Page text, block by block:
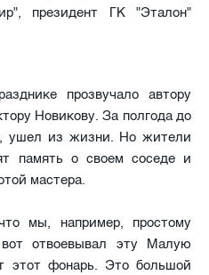
президент ГК "Эталон"
прозвучало автору
Новикову. За полгода до
ушел из жизни. Но жители
память о своем соседе и
мастера.
мы, например, простому
отвоевывал эту Малую
этот фонарь. Это большой